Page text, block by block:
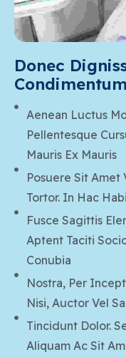
Donec
Aenean Luctus
Pellentesque
Mauris Ex Mauris
Posuere Sit Amet
Tortor. In Hac
Fusce Sagittis
Aptent Taciti
Conubia
Nostra, Per
Nisi, Auctor Vel
Tincidunt Dolor.
Aliquam Ac Sit